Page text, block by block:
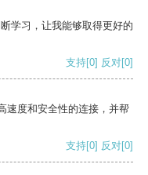
学习，让我能够取得更好的
支持[0] 反对[0]
速度和安全性的连接，并帮
支持[0] 反对[0]